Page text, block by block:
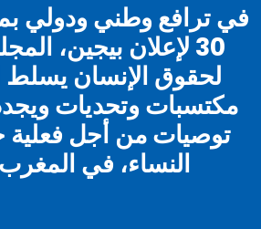
في ترافع وطني ودولي
30 لإعلان بيجين،
لحقوق الإنسان
مكتسبات وتحديات
توصيات من أجل فعلية
النساء، في المغرب